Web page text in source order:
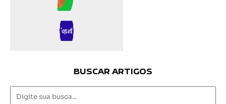
BUSCAR ARTIGOS